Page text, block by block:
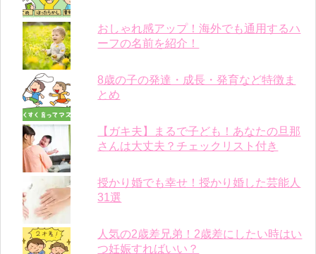
おしゃれ感アップ！海外でも通用するハ
ーフの名前を紹介！
8歳の子の発達・成長・発育など特徴ま
とめ
【ガキ夫】まるで子ども！あなたの旦那
さんは大丈夫？チェックリスト付き
授かり婚でも幸せ！授かり婚した芸能人
31選
人気の2歳差兄弟！2歳差にしたい時はい
つ妊娠すればいい？